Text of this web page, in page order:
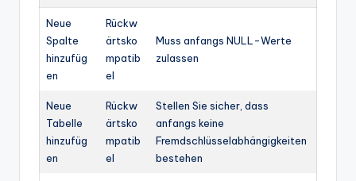
Neue
Spalte
hinzufüg
en
Rückw
ärtsko
mpatib
el
Muss anfangs NULL-Werte
zulassen
Neue
Tabelle
hinzufüg
en
Rückw
ärtsko
mpatib
el
Stellen Sie sicher, dass
anfangs keine
Fremdschlüsselabhängigkeiten
bestehen